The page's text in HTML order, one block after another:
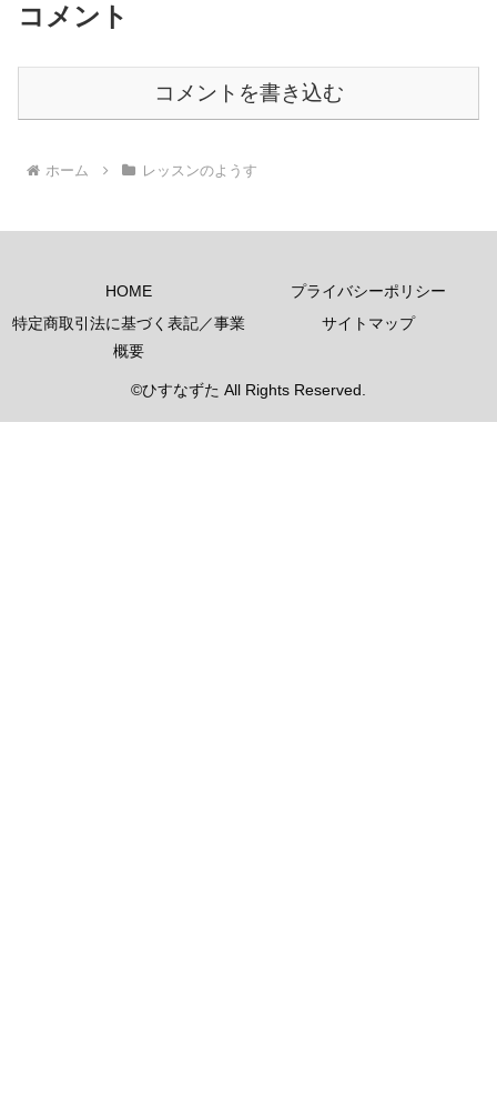
コメント
コメントを書き込む
ホーム レッスンのようす
HOME
プライバシーポリシー
特定商取引法に基づく表記／事業
概要
サイトマップ
©ひすなずた All Rights Reserved.